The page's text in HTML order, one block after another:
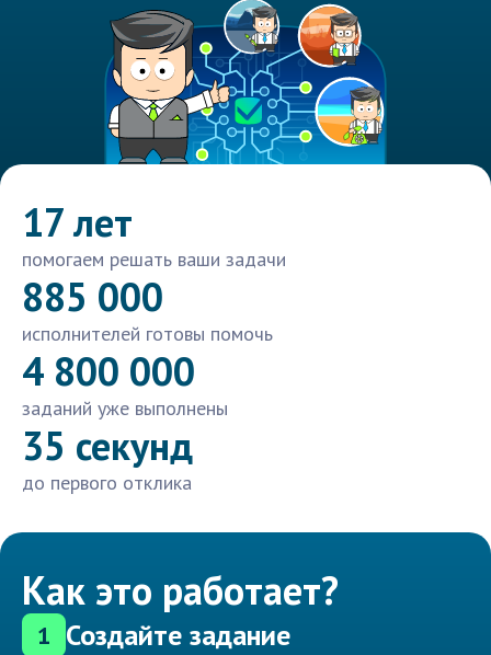
17 лет
помогаем решать ваши задачи
885 000
исполнителей готовы помочь
4 800 000
заданий уже выполнены
35 секунд
до первого отклика
Как это работает?
1 Создайте задание